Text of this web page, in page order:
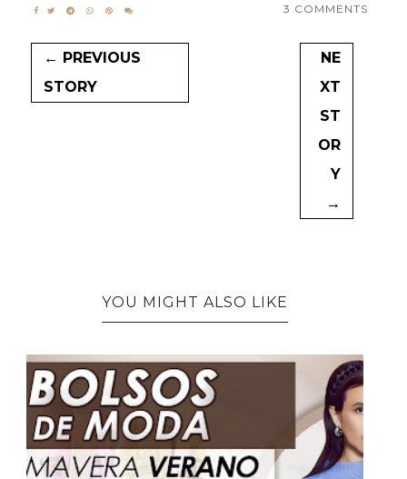
3 COMMENTS
← PREVIOUS
STORY
NE
XT
ST
OR
Y
→
YOU MIGHT ALSO LIKE